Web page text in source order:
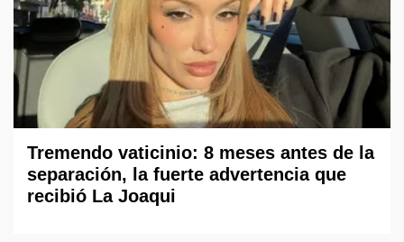
Tremendo vaticinio: 8 meses antes de la
separación, la fuerte advertencia que
recibió La Joaqui